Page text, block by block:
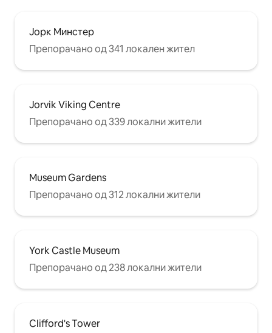
Јорк Минстер
Препорачано од 341 локален жител
Jorvik Viking Centre
Препорачано од 339 локални жители
Museum Gardens
Препорачано од 312 локални жители
York Castle Museum
Препорачано од 238 локални жители
Clifford's Tower